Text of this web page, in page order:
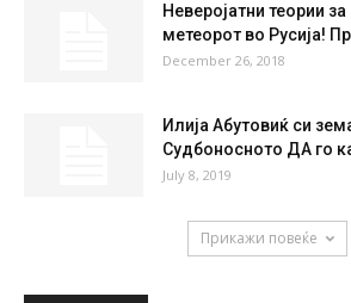
Неверојатни теории
метеорот во Русија!
December 26, 2018
Илија Абутовиќ си
Судбоносното ДА го
July 8, 2019
Прикажи повеќе